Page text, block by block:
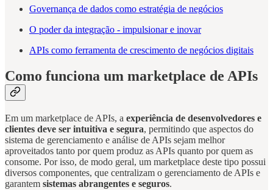
Governança de dados como estratégia de negócios
O poder da integração - impulsionar e inovar
APIs como ferramenta de crescimento de negócios digitais
Como funciona um marketplace de APIs
Em um marketplace de APIs, a experiência de desenvolvedores e
clientes deve ser intuitiva e segura, permitindo que aspectos do
sistema de gerenciamento e análise de APIs sejam melhor
aproveitados tanto por quem produz as APIs quanto por quem as
consome. Por isso, de modo geral, um marketplace deste tipo possui
diversos componentes, que centralizam o gerenciamento de APIs e
garantem sistemas abrangentes e seguros.